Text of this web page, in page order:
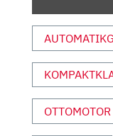
|
AUTO
MOTOR
UND
VON
YOUTUBE
OTTOMOTOR